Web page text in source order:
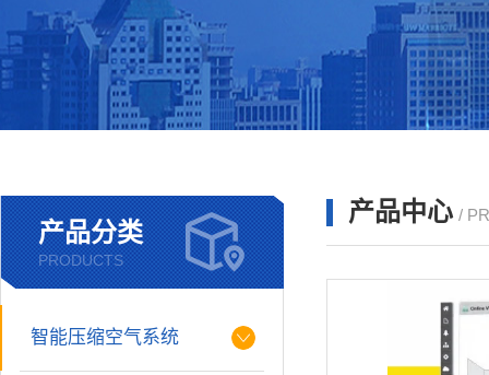
产品分类
PRODUCTS
智能压缩空气系统
产品中心 /